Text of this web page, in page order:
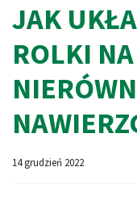
JAK
ROLKI
14 grudzień 2022